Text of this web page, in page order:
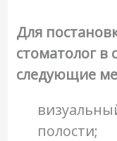
Для
стоматолог в
следующие
полости;